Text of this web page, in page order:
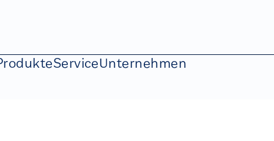
ServiceUnternehmen